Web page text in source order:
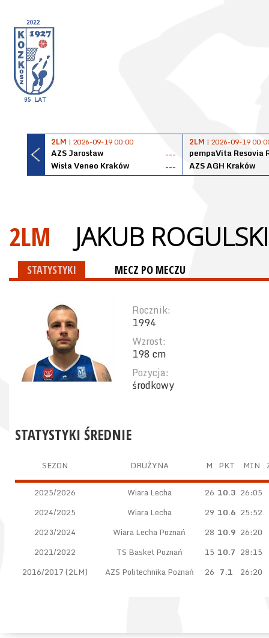
2LM | 2026-09-19 00:00
AZS Jarosław
---
Wisła Veneo Kraków
---
2LM | 2026-09-19
pempaVita Resovia
AZS AGH Kraków
2LM JAKUB ROGULSKI
STATYSTYKI MECZ PO MECZU
Rocznik:
1994
Wzrost:
198 cm
Pozycja:
środkowy
STATYSTYKI ŚREDNIE
SEZON DRUŻYNA M PKT MIN
2025/2026 Wiara Lecha 26 10.3 26:05
2024/2025
Wiara Lecha 29 10.6 25:52
2023/2024
Wiara Lecha Poznań 28 10.9 26:20
2021/2022
TS Basket Poznań 15 10.7 28:15
2016/2017 (2LM)
AZS Politechnika Poznań 26 7.1 26:20